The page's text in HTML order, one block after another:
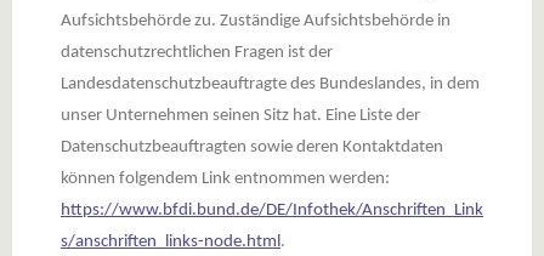
Aufsichtsbehörde zu. Zuständige Aufsichtsbehörde in
datenschutzrechtlichen Fragen ist der
Landesdatenschutzbeauftragte des Bundeslandes, in dem
unser Unternehmen seinen Sitz hat. Eine Liste der
Datenschutzbeauftragten sowie deren Kontaktdaten
können folgendem Link entnommen werden:
https://www.bfdi.bund.de/DE/Infothek/Anschriften_Link
s/anschriften_links-node.html .